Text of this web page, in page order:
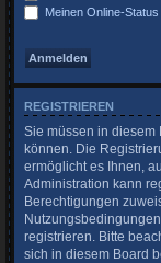
Meinen Online-
REGISTRIEREN
Sie müssen in diesem
können. Die
ermöglicht es Ihnen,
Administration kann
Berechtigungen
registrieren. Bitte
sich in diesem Board